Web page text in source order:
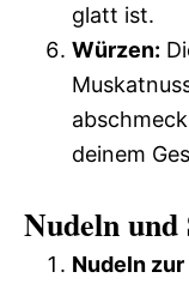
glatt ist.
Würzen:
deinem
Nudeln und
Nudeln